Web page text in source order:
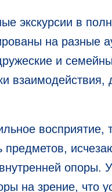
экскурсии в
на разные
и
взаимодействия,
восприятие,
предметов,
опоры.
на зрение, что